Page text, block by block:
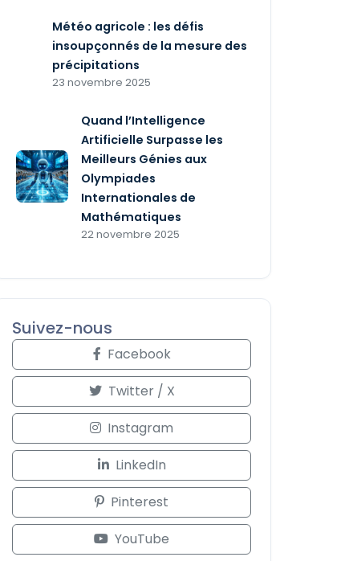
Météo agricole : les défis
insoupçonnés de la mesure des
précipitations
23 novembre 2025
Quand l’Intelligence
Artificielle Surpasse les
Meilleurs Génies aux
Olympiades
Internationales de
Mathématiques
22 novembre 2025
Suivez-nous
Facebook
Twitter / X
Instagram
LinkedIn
Pinterest
YouTube